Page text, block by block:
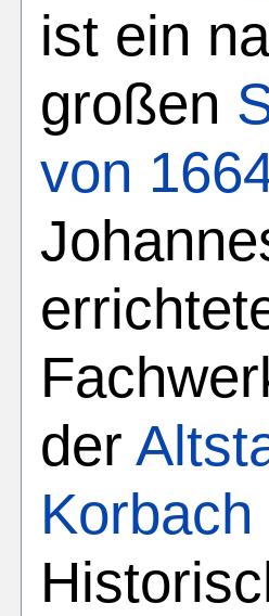
ist ein
großen
von
der
Korbach